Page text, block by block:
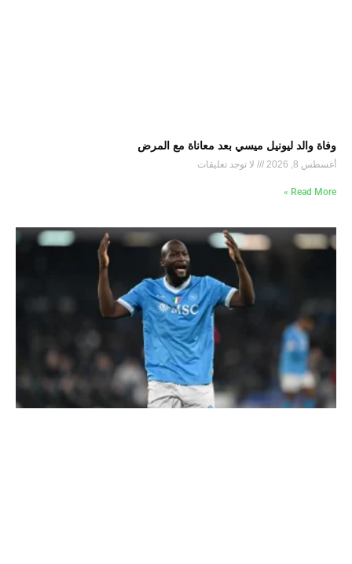
وفاة والد ليونيل ميسي بعد معاناة مع المرض
أغسطس 8, 2026 لا توجد تعليقات
Read More »